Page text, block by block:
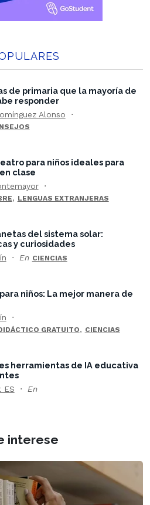
de primaria que la mayoría de
responder
Alonso
para niños ideales para
clase
, LENGUAS EXTRANJERAS
del sistema solar:
y curiosidades
En CIENCIAS
niños: La mejor manera de
GRATUITO, CIENCIAS
herramientas de IA educativa
ES En
interese